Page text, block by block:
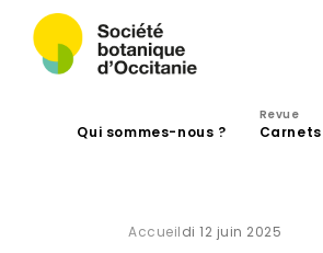
Qui sommes-nous ?
Revue
Accueildi 12 juin 2025